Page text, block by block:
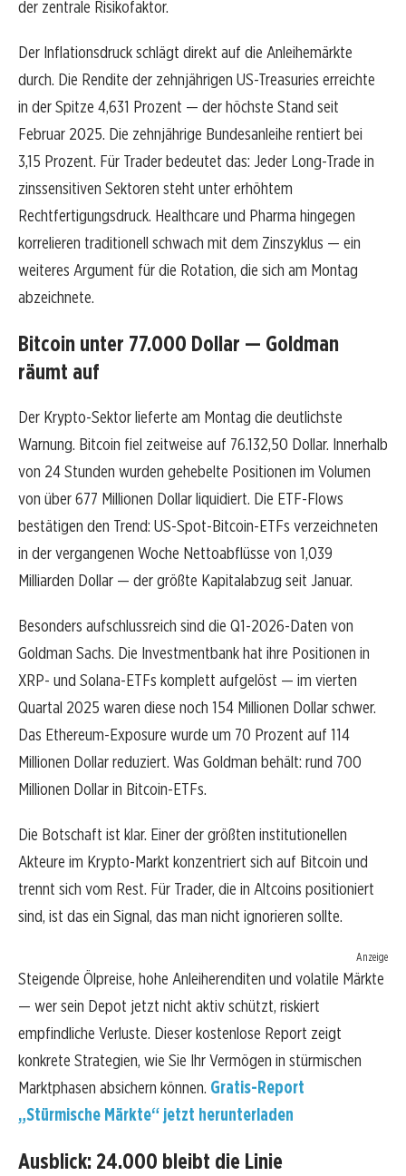
der zentrale Risikofaktor.
Der Inflationsdruck schlägt direkt auf die Anleihemärkte
durch. Die Rendite der zehnjährigen US-Treasuries erreichte
in der Spitze 4,631 Prozent — der höchste Stand seit
Februar 2025. Die zehnjährige Bundesanleihe rentiert bei
3,15 Prozent. Für Trader bedeutet das: Jeder Long-Trade in
zinssensitiven Sektoren steht unter erhöhtem
Rechtfertigungsdruck. Healthcare und Pharma hingegen
korrelieren traditionell schwach mit dem Zinszyklus — ein
weiteres Argument für die Rotation, die sich am Montag
abzeichnete.
Bitcoin unter 77.000 Dollar — Goldman
räumt auf
Der Krypto-Sektor lieferte am Montag die deutlichste
Warnung. Bitcoin fiel zeitweise auf 76.132,50 Dollar. Innerhalb
von 24 Stunden wurden gehebelte Positionen im Volumen
von über 677 Millionen Dollar liquidiert. Die ETF-Flows
bestätigen den Trend: US-Spot-Bitcoin-ETFs verzeichneten
in der vergangenen Woche Nettoabflüsse von 1,039
Milliarden Dollar — der größte Kapitalabzug seit Januar.
Besonders aufschlussreich sind die Q1-2026-Daten von
Goldman Sachs. Die Investmentbank hat ihre Positionen in
XRP- und Solana-ETFs komplett aufgelöst — im vierten
Quartal 2025 waren diese noch 154 Millionen Dollar schwer.
Das Ethereum-Exposure wurde um 70 Prozent auf 114
Millionen Dollar reduziert. Was Goldman behält: rund 700
Millionen Dollar in Bitcoin-ETFs.
Die Botschaft ist klar. Einer der größten institutionellen
Akteure im Krypto-Markt konzentriert sich auf Bitcoin und
trennt sich vom Rest. Für Trader, die in Altcoins positioniert
sind, ist das ein Signal, das man nicht ignorieren sollte.
Anzeige
Steigende Ölpreise, hohe Anleiherenditen und volatile Märkte
— wer sein Depot jetzt nicht aktiv schützt, riskiert
empfindliche Verluste. Dieser kostenlose Report zeigt
konkrete Strategien, wie Sie Ihr Vermögen in stürmischen
Marktphasen absichern können. Gratis-Report
„Stürmische Märkte“ jetzt herunterladen
Ausblick: 24.000 bleibt die Linie